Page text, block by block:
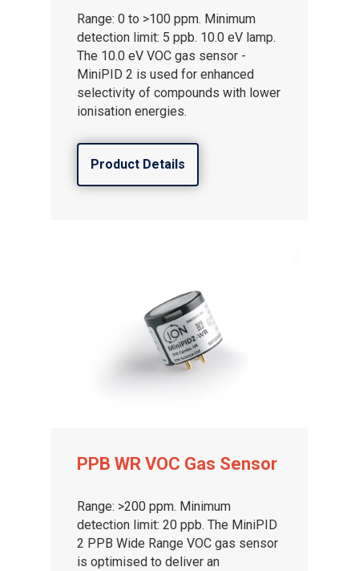
Range: 0 to >100 ppm. Minimum
detection limit: 5 ppb. 10.0 eV lamp.
The 10.0 eV VOC gas sensor -
MiniPID 2 is used for enhanced
selectivity of compounds with lower
ionisation energies.
Product Details
PPB WR VOC Gas Sensor
Range: >200 ppm. Minimum
detection limit: 20 ppb. The MiniPID
2 PPB Wide Range VOC gas sensor
is optimised to deliver an
Notizia
Contattaci
Distributor Portal Login